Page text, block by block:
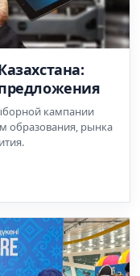
кампании
образования, рынка